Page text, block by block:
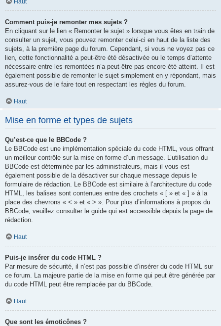
Comment puis-je remonter mes sujets ?
En cliquant sur le lien « Remonter le sujet » lorsque vous êtes en train de
consulter un sujet, vous pouvez remonter celui-ci en haut de la liste des
sujets, à la première page du forum. Cependant, si vous ne voyez pas ce
lien, cette fonctionnalité a peut-être été désactivée ou le temps d’attente
nécessaire entre les remontées n’a peut-être pas encore été atteint. Il est
également possible de remonter le sujet simplement en y répondant, mais
assurez-vous de le faire tout en respectant les règles du forum.
Haut
Mise en forme et types de sujets
Qu’est-ce que le BBCode ?
Le BBCode est une implémentation spéciale du code HTML, vous offrant
un meilleur contrôle sur la mise en forme d’un message. L’utilisation du
BBCode est déterminée par les administrateurs, mais il vous est
également possible de la désactiver sur chaque message depuis le
formulaire de rédaction. Le BBCode est similaire à l’architecture du code
HTML, les balises sont contenues entre des crochets « [ » et « ] » à la
place des chevrons « < » et « > ». Pour plus d’informations à propos du
BBCode, veuillez consulter le guide qui est accessible depuis la page de
rédaction.
Haut
Puis-je insérer du code HTML ?
Par mesure de sécurité, il n’est pas possible d’insérer du code HTML sur
ce forum. La majeure partie de la mise en forme qui peut être générée par
du code HTML peut être remplacée par du BBCode.
Haut
Que sont les émoticônes ?